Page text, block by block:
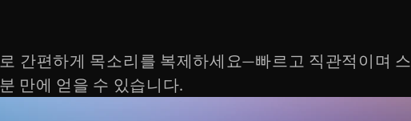
간편하게 목소리를 복제하세요—빠르고 직관적이며 스
만에 얻을 수 있습니다.